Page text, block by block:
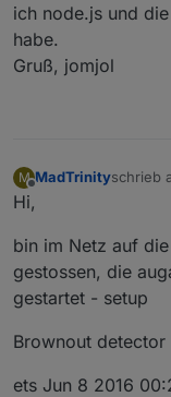
ich node.js und
habe.
Gruß, jomjol
M MadTrinityschrieb
zuletzt
Hi,
bin im Netz auf
gestossen, die
gestartet - setup
Brownout
ets Jun 8 2016